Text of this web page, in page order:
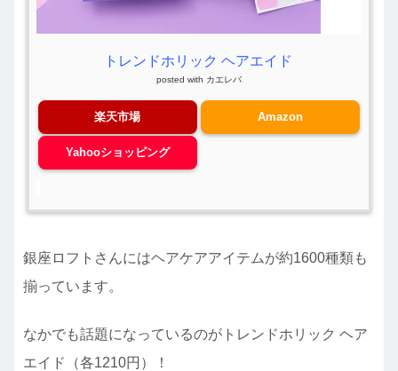
トレンドホリック ヘアエイド
posted with カエレバ
楽天市場 Amazon
Yahooショッピング
銀座ロフトさんにはヘアケアアイテムが約1600種類も
揃っています。
なかでも話題になっているのがトレンドホリック ヘア
エイド（各1210円）！